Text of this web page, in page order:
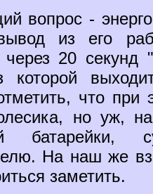
вопрос -
из его
20 секунд
которой
что
но уж,
На наш же
заметить.